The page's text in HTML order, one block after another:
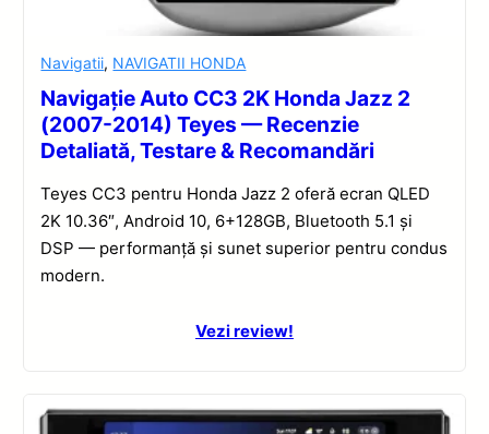
Navigatii, NAVIGATII HONDA
Navigație Auto CC3 2K Honda Jazz 2
(2007-2014) Teyes — Recenzie
Detaliată, Testare & Recomandări
Teyes CC3 pentru Honda Jazz 2 oferă ecran QLED
2K 10.36″, Android 10, 6+128GB, Bluetooth 5.1 și
DSP — performanță și sunet superior pentru condus
modern.
Vezi review!